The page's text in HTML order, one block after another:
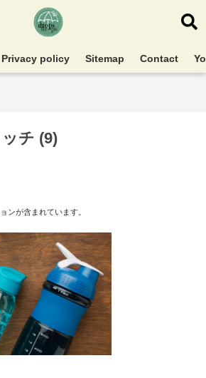
Privacy policy Sitemap Contact
チ (9)
ンが含まれています。